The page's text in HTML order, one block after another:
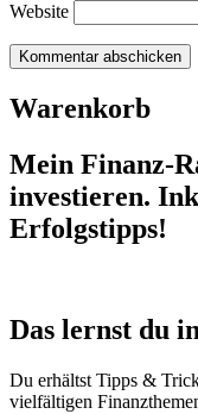
Website
Warenkorb
Mein Finanz-
investieren.
Erfolgstipps!
Das lernst du
Du erhältst Tipps &
vielfältigen